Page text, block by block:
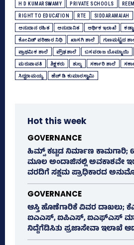
H D KUMARSWAMY PRIVATE SCHOOLS
RIGHT TO EDUCATION RTE SIDDARAMAIAH
ಅನುದಾನ ರಹಿತ ಅನುದಾನಿತ ಆರ್ಥಿಕ ಇಲಾಖೆ
ಕೋವಿಡ್‌ ಪರಿಹಾರ ನಿಧಿ ಖಾಸಗಿ ಶಾಲೆ ಗುಣಮಟ್ಟದ
ಪ್ರಾಥಮಿಕ ಶಾಲೆ ಪ್ರೌಢಶಾಲೆ ಬಸವರಾಜ ಬೊಮ್ಮಾಯಿ
ಮರುಪಾವತಿ ಶಿಕ್ಷಕರು ಶುಲ್ಕ ಸರ್ಕಾರಿ ಶಾಲೆ
ಸಿದ್ದರಾಮಯ್ಯ ಹೆಚ್‌ ಡಿ ಕುಮಾರಸ್ವಾಮಿ
Hot this week
GOVERNANCE
ಹಿಮ್ಸ್‌ ಕಟ್ಟಡ ನಿರ್ಮಾಣ ಕಾಮಗಾರಿ;
ಮೂಲ ಅಂದಾಜಿನಲ್ಲಿ ಅವಕಾಶವೇ
ವರದಿಗೆ ಸಕ್ಷಮ ಪ್ರಾಧಿಕಾರದ
GOVERNANCE
ಆಸ್ತಿ ಹೊಣೆಗಾರಿಕೆ ವಿವರ ದಾಖಲು;
ಐಎಎಸ್‌, ಐಪಿಎಸ್‌, ಐಎಫ್‌ಎಸ್‌
ನಿದ್ದೆಗೆಡಿಸಿತು ಪ್ರಜಾಸೇವಾ ಇಲಾಖೆ